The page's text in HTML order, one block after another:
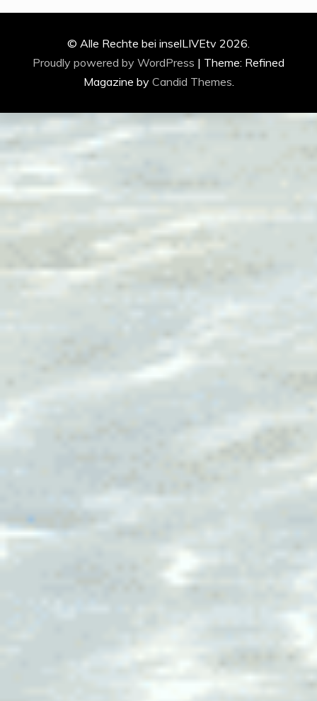
© Alle Rechte bei inselLIVEtv 2026.
Proudly powered by WordPress | Theme: Refined
Magazine by Candid Themes